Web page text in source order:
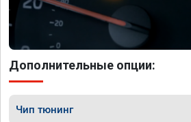
Дополнительные опции:
Чип тюнинг